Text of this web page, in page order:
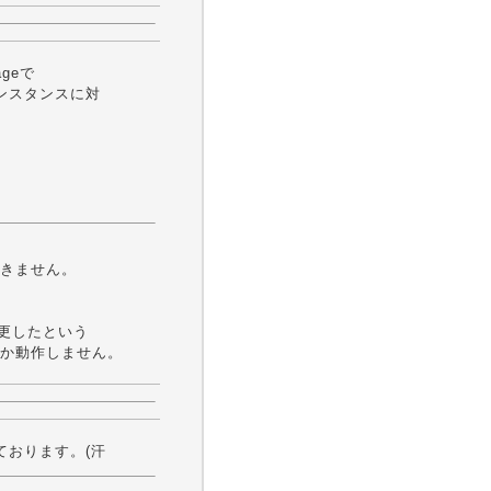
で
スタンスに対
ません。
したという
動作しません。
おります。(汗